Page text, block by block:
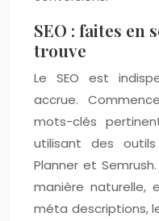
SEO : faites en
trouve
Le SEO est
accrue.
mots-clés
utilisant des
Planner et
manière naturelle,
méta descriptions,